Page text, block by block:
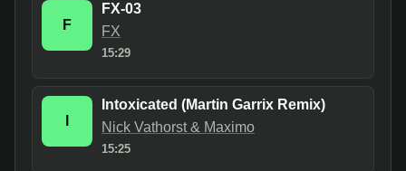
F
FX-03
FX
15:29
Intoxicated (Martin Garrix Remix)
Nick Vathorst & Maximo
15:25